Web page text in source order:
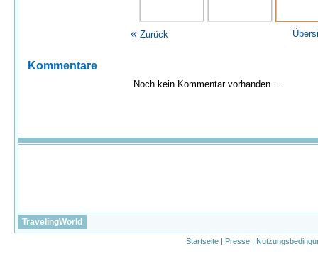
« Zurück
Kommentare
Noch kein Kommentar vorhanden ...
TravelingWorld
Startseite | Presse |